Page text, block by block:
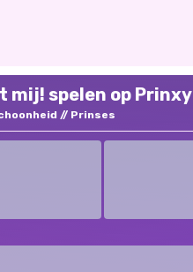
mij! spelen op Prinxy
Prinses